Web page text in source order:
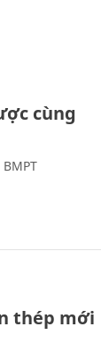
cùng
thép mới